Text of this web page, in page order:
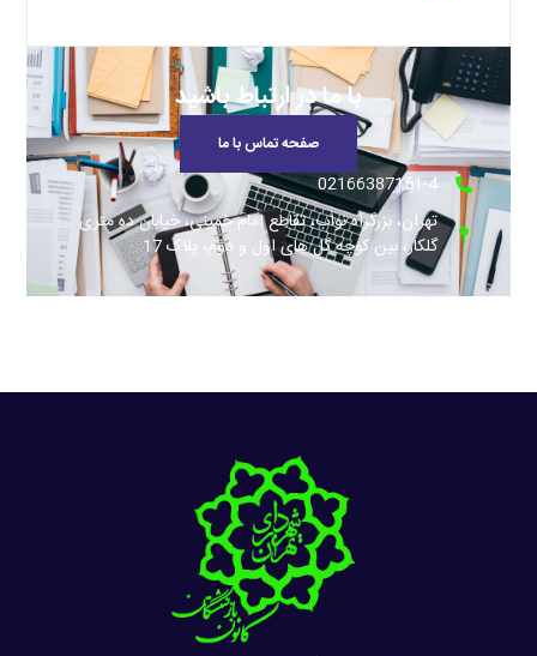
با ما در ارتباط باشید
صفحه تماس با ما
02166387151-4
تهران، بزرگراه نواب، تقاطع امام خمینی، خیابان ده متری
گلکار، بین کوچه گل های اول و دوم، پلاک 17